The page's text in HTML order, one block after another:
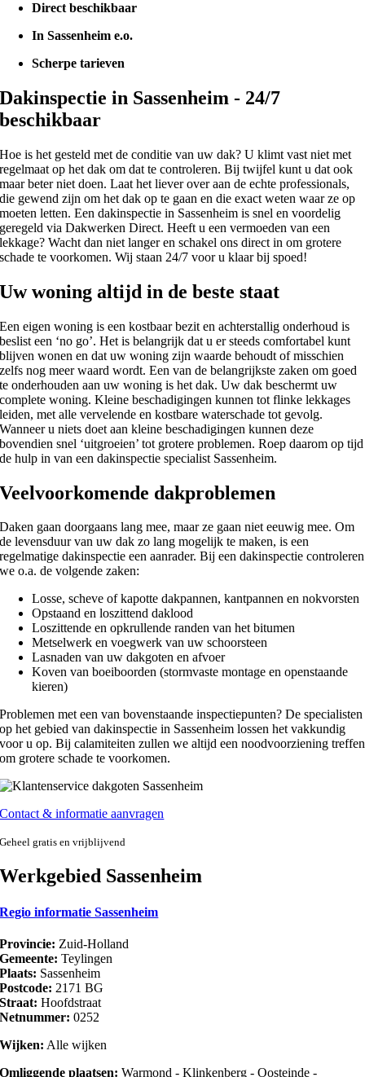
Direct beschikbaar
In Sassenheim e.o.
Scherpe tarieven
Dakinspectie in Sassenheim - 24/7
beschikbaar
Hoe is het gesteld met de conditie van uw dak? U klimt vast niet met
regelmaat op het dak om dat te controleren. Bij twijfel kunt u dat ook
maar beter niet doen. Laat het liever over aan de echte professionals,
die gewend zijn om het dak op te gaan en die exact weten waar ze op
moeten letten. Een dakinspectie in Sassenheim is snel en voordelig
geregeld via Dakwerken Direct. Heeft u een vermoeden van een
lekkage? Wacht dan niet langer en schakel ons direct in om grotere
schade te voorkomen. Wij staan 24/7 voor u klaar bij spoed!
Uw woning altijd in de beste staat
Een eigen woning is een kostbaar bezit en achterstallig onderhoud is
beslist een ‘no go’. Het is belangrijk dat u er steeds comfortabel kunt
blijven wonen en dat uw woning zijn waarde behoudt of misschien
zelfs nog meer waard wordt. Een van de belangrijkste zaken om goed
te onderhouden aan uw woning is het dak. Uw dak beschermt uw
complete woning. Kleine beschadigingen kunnen tot flinke lekkages
leiden, met alle vervelende en kostbare waterschade tot gevolg.
Wanneer u niets doet aan kleine beschadigingen kunnen deze
bovendien snel ‘uitgroeien’ tot grotere problemen. Roep daarom op tijd
de hulp in van een dakinspectie specialist Sassenheim.
Veelvoorkomende dakproblemen
Daken gaan doorgaans lang mee, maar ze gaan niet eeuwig mee. Om
de levensduur van uw dak zo lang mogelijk te maken, is een
regelmatige dakinspectie een aanrader. Bij een dakinspectie controleren
we o.a. de volgende zaken:
Losse, scheve of kapotte dakpannen, kantpannen en nokvorsten
Opstaand en loszittend daklood
Loszittende en opkrullende randen van het bitumen
Metselwerk en voegwerk van uw schoorsteen
Lasnaden van uw dakgoten en afvoer
Koven van boeiboorden (stormvaste montage en openstaande
kieren)
Problemen met een van bovenstaande inspectiepunten? De specialisten
op het gebied van dakinspectie in Sassenheim lossen het vakkundig
voor u op. Bij calamiteiten zullen we altijd een noodvoorziening treffen
om grotere schade te voorkomen.
Contact & informatie aanvragen
Geheel gratis en vrijblijvend
Werkgebied Sassenheim
Regio informatie Sassenheim
Provincie: Zuid-Holland
Gemeente: Teylingen
Plaats: Sassenheim
Postcode: 2171 BG
Straat: Hoofdstraat
Netnummer: 0252
Wijken: Alle wijken
Omliggende plaatsen: Warmond - Klinkenberg - Oosteinde -